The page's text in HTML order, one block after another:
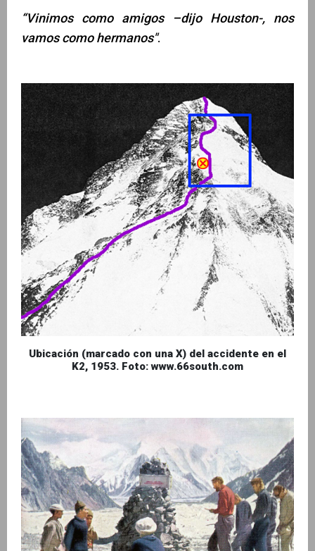
“Vinimos como amigos –dijo Houston-, nos
vamos como hermanos".
Ubicación (marcado con una X) del accidente en el
K2, 1953. Foto: www.66south.com